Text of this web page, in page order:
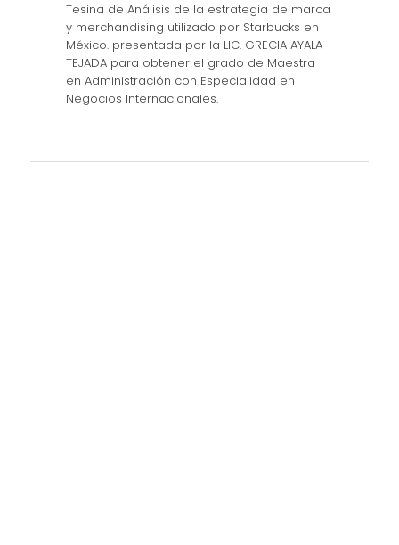
Tesina de Análisis de la estrategia de marca
y merchandising utilizado por Starbucks en
México. presentada por la LIC. GRECIA AYALA
TEJADA para obtener el grado de Maestra
en Administración con Especialidad en
Negocios Internacionales.